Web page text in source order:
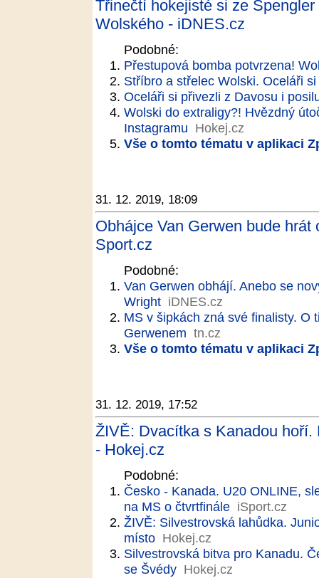
Třinečtí hokejisté si ze
Wolského - iDNES.cz
Podobné:
Přestupová bomba potvrzena!
Stříbro a střelec Wolski. Oceláři
Oceláři si přivezli z Davosu i
Wolski do extraligy?! Hvězdný
Instagramu Hokej.cz
Vše o tomto tématu v aplikaci
31. 12. 2019, 18:09
Obhájce Van Gerwen bude
Sport.cz
Podobné:
Van Gerwen obhájí. Anebo se
Wright iDNES.cz
MS v šipkách zná své finalisty. O
Gerwenem tn.cz
Vše o tomto tématu v aplikaci
31. 12. 2019, 17:52
ŽIVĚ: Dvacítka s Kanadou
- Hokej.cz
Podobné:
Česko - Kanada. U20 ONLINE,
na MS o čtvrtfinále iSport.cz
ŽIVĚ: Silvestrovská lahůdka.
místo Hokej.cz
Silvestrovská bitva pro Kanadu.
se Švédy Hokej.cz